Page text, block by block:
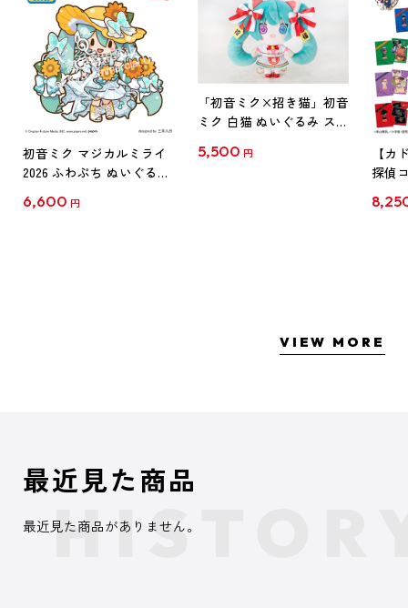
初音ミク マジカルミライ
2026 ふわぷち ぬいぐるみ
6,600 円
「初音ミク×招き猫」初音
ミク 白猫 ぬいぐるみ スタ
5,500 円
【カ
探偵
クリ
VIEW MORE
最近見た商品
最近見た商品がありません。